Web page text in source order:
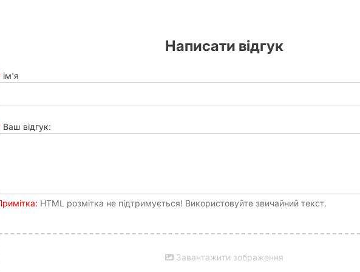
Написати відгук
ім'я
Ваш відгук:
HTML розмітка не підтримується! Використовуйте звичайний текст.
Завантажити зображення